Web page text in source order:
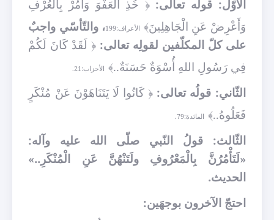
الأوّل: قولُه تعالى:﴿ خُذِ الْعَفْوَ وَأْمُرْ بِالْعُرْفِ
وَأَعْرِضْ عَنِ الْجَاهِلِينَ﴾ الأعراف:199
، والتّأسّي واجبٌ
على كلّ المكلّفين لقولِه تعالى: ﴿ لَقَدْ كَانَ لَكُمْ
فِي رَسُولِ اللهِ أُسْوَةٌ حَسَنَةٌ..﴾ الأحزاب:21.
الثّاني: قولُه تعالى: ﴿ كَانُوا لَا يَتَنَاهَوْنَ عَنْ مُنْكَرٍ
فَعَلُوهُ..﴾ المائدة:79.
الثّالث: قولُ النّبي صلّى الله عليه وآله:
«لَتَأْمُرُنَّ بِالْمَعْرُوفِ ولَتَنْهُنَّ عَنِ الْمُنْكَرِ..»
الحديث.
احتجّ الآخرون بوجهَين: